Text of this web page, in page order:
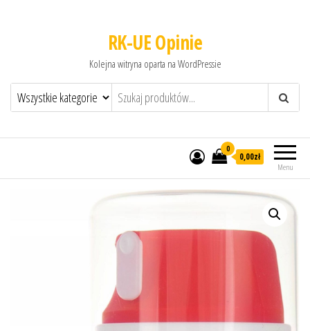
RK-UE Opinie
Kolejna witryna oparta na WordPressie
Menu
0
0,00zł